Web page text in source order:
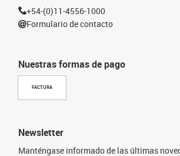
Nuestras formas de pago
FACTURA
+54-(0)11-4556-1000
Formulario de contacto
Newsletter
Manténgase informado de las últimas